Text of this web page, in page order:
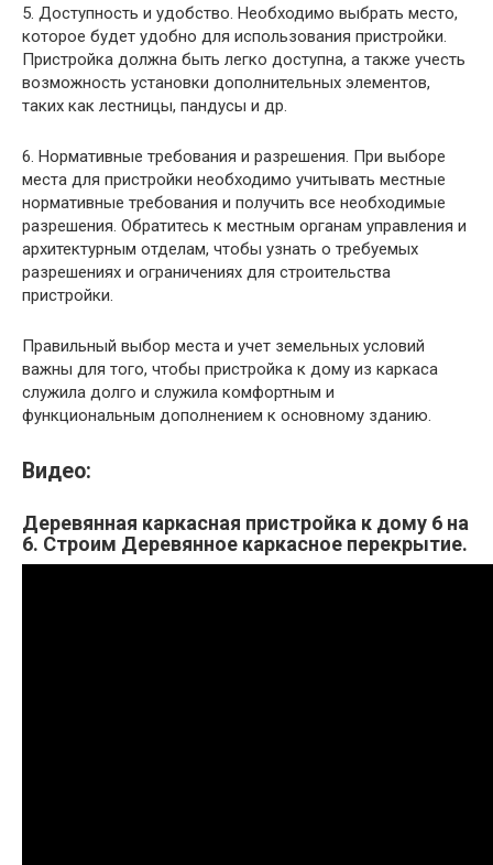
5. Доступность и удобство. Необходимо выбрать место,
которое будет удобно для использования пристройки.
Пристройка должна быть легко доступна, а также учесть
возможность установки дополнительных элементов,
таких как лестницы, пандусы и др.
6. Нормативные требования и разрешения. При выборе
места для пристройки необходимо учитывать местные
нормативные требования и получить все необходимые
разрешения. Обратитесь к местным органам управления и
архитектурным отделам, чтобы узнать о требуемых
разрешениях и ограничениях для строительства
пристройки.
Правильный выбор места и учет земельных условий
важны для того, чтобы пристройка к дому из каркаса
служила долго и служила комфортным и
функциональным дополнением к основному зданию.
Видео:
Деревянная каркасная пристройка к дому 6 на
6. Строим Деревянное каркасное перекрытие.